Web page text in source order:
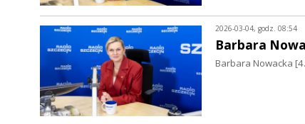
2026-03-04, godz. 08:54
Barbara
Barbara Nowacka